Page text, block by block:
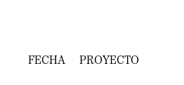
FECHA PROYECTO